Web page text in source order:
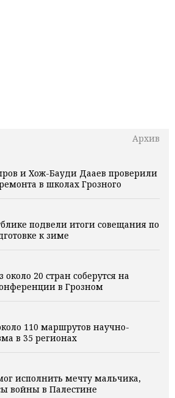
Архив
и Хож-Бауди Дааев проверили
в школах Грозного
подвели итоги совещания по
к зиме
около 20 стран соберутся на
в Грозном
110 маршрутов научно-
в 35 регионах
исполнить мечту мальчика,
войны в Палестине